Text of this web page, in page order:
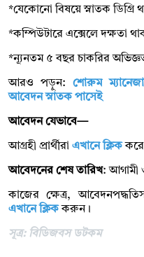
*যেকোনো বিষয়ে স্নাতক ডিগ্রি
*কম্পিউটারে এক্সেলে দক্ষতা
*ন্যূনতম ৫ বছর চাকরির
আরও পড়ুন: শোরুম
আবেদন স্নাতক পাসেই
আবেদন যেভাবে—
আগ্রহী প্রার্থীরা এখানে ক্লিককরে
আবেদনের শেষ তারিখ: আগামী
কাজের ক্ষেত্র,
এখানে ক্লিককরুন।
সূত্র: বিডিজবস ডটকম